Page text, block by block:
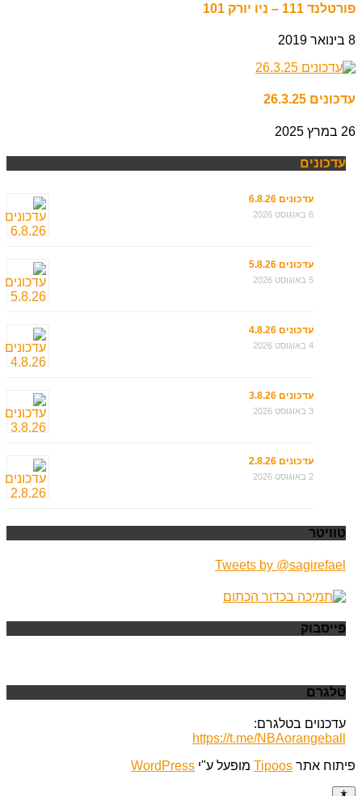
פורטלנד 111 – ניו יורק 101
8 בינואר 2019
עדכונים 26.3.25
26 במרץ 2025
עדכונים
עדכונים 6.8.26
6 באוגוסט 2026
עדכונים 5.8.26
5 באוגוסט 2026
עדכונים 4.8.26
4 באוגוסט 2026
עדכונים 3.8.26
3 באוגוסט 2026
עדכונים 2.8.26
2 באוגוסט 2026
טוויטר
Tweets by @sagirefael
פייסבוק
טלגרם
עדכנוים בטלגרם:
https://t.me/NBAorangeball
פיתוח אתר Tipoos מופעל ע"י WordPress